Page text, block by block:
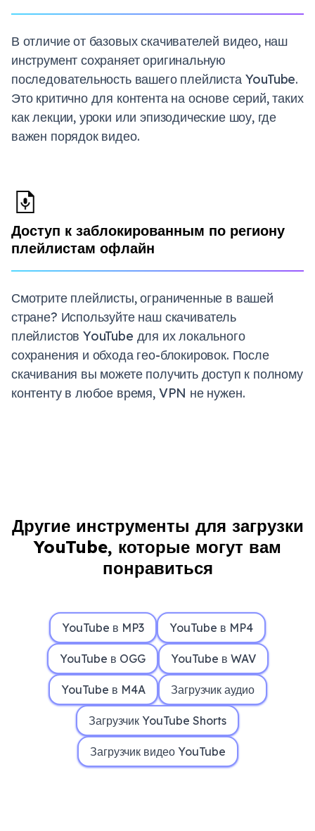
В отличие от базовых скачивателей видео, наш
инструмент сохраняет оригинальную
последовательность вашего плейлиста YouTube.
Это критично для контента на основе серий, таких
как лекции, уроки или эпизодические шоу, где
важен порядок видео.
Доступ к заблокированным по региону
плейлистам офлайн
Смотрите плейлисты, ограниченные в вашей
стране? Используйте наш скачиватель
плейлистов YouTube для их локального
сохранения и обхода гео-блокировок. После
скачивания вы можете получить доступ к полному
контенту в любое время, VPN не нужен.
Другие инструменты для загрузки
YouTube, которые могут вам
понравиться
YouTube в MP3 YouTube в MP4
YouTube в OGG YouTube в WAV
YouTube в M4A Загрузчик аудио
Загрузчик YouTube Shorts
Загрузчик видео YouTube